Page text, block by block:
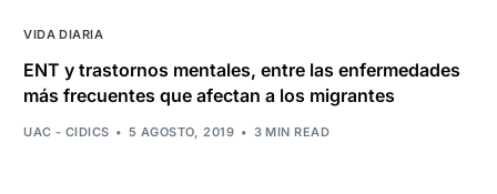
VIDA DIARIA
ENT y trastornos mentales, entre las enfermedades
más frecuentes que afectan a los migrantes
UAC - CIDICS 5 AGOSTO, 2019 3 MIN READ